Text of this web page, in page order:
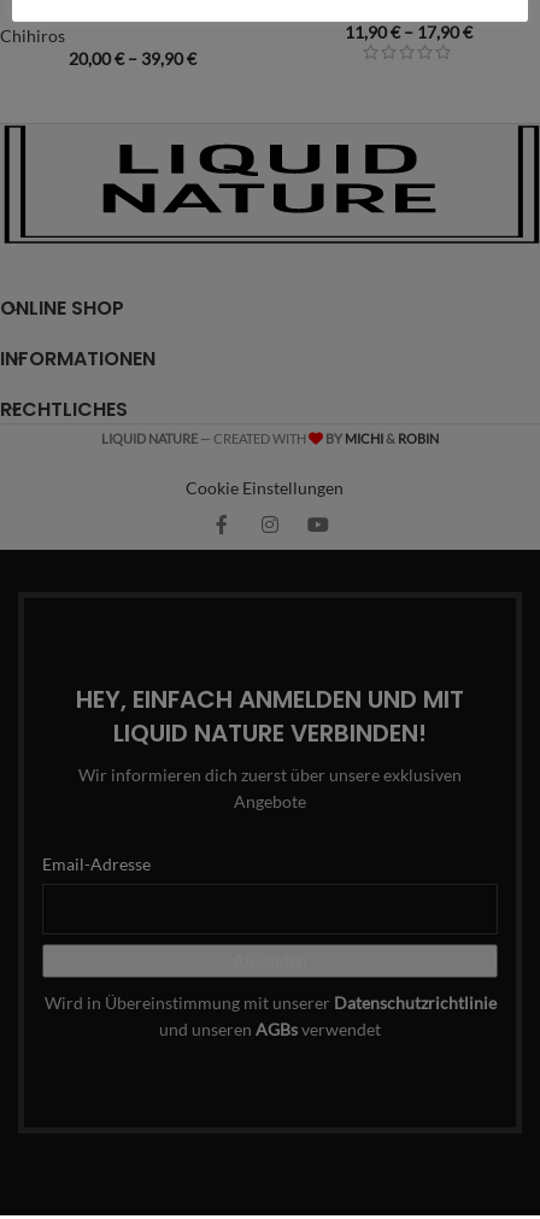
Chihiros
20,00€– 39,90€
11,90€– 17,90€
ONLINE SHOP
INFORMATIONEN
RECHTLICHES
LIQUID NATURE — CREATED WITH BY MICHI& ROBIN
Cookie Einstellungen
HEY, EINFACH ANMELDEN UND MIT
LIQUID NATURE VERBINDEN!
Wir informieren dich zuerst über unsere exklusiven
Angebote
Email-Adresse
Wird in Übereinstimmung mit unserer Datenschutzrichtlinie
und unseren AGBsverwendet